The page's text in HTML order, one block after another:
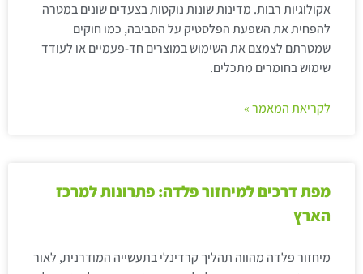
אקולוגיות רבות. מדינות שונות נוקטות בצעדים שונים במטרה
להפחית את השפעת הפלסטיק על הסביבה, כמו חוקים
שמטרתם לצמצם את השימוש במוצרים חד-פעמיים או לעודד
שימוש בחומרים מתכלים.
לקריאת המאמר »
מפת דרכים למיחזור פלדה: פתרונות למרכז
הארץ
מיחזור פלדה מהווה תהליך קרדינלי בתעשייה המודרנית, לאור